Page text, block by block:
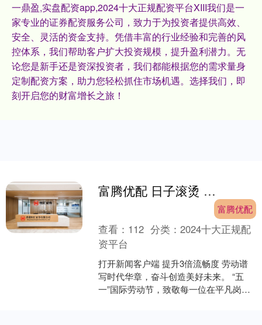
一鼎盈,实盘配资app,2024十大正规配资平台XIII‌我们是一
家专业的证券配资服务公司，致力于为投资者提供高效、
安全、灵活的资金支持。凭借丰富的行业经验和完善的风
控体系，我们帮助客户扩大投资规模，提升盈利潜力。无
论您是新手还是资深投资者，我们都能根据您的需求量身
定制配资方案，助力您轻松抓住市场机遇。选择我们，即
刻开启您的财富增长之旅！
富腾优配 日子滚烫 劳动至上
富腾优配
查看： 112 分类：2024十大正规配
资平台
打开新闻客户端 提升3倍流畅度 劳动谱
写时代华章，奋斗创造美好未来。 “五
一”国际劳动节，致敬每一位在平凡岗位